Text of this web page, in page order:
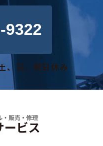
9322
、日、祝日休み